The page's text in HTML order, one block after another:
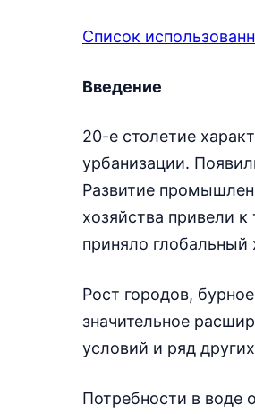
Список
Введение
20-е столетие
урбанизации.
Развитие
хозяйства привели
приняло глобальный
Рост городов,
значительное
условий и ряд
Потребности в воде